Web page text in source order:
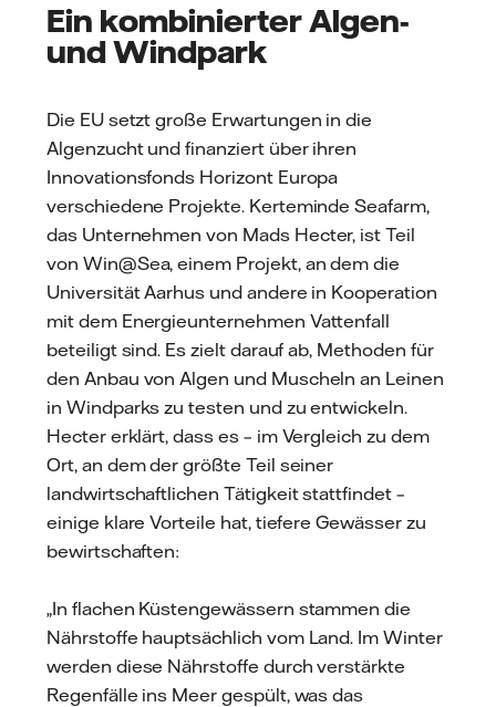
Ein kombinierter Algen-
und Windpark
Die EU setzt große Erwartungen in die
Algenzucht und finanziert über ihren
Innovationsfonds Horizont Europa
verschiedene Projekte. Kerteminde Seafarm,
das Unternehmen von Mads Hecter, ist Teil
von Win@Sea, einem Projekt, an dem die
Universität Aarhus und andere in Kooperation
mit dem Energieunternehmen Vattenfall
beteiligt sind. Es zielt darauf ab, Methoden für
den Anbau von Algen und Muscheln an Leinen
in Windparks zu testen und zu entwickeln.
Hecter erklärt, dass es – im Vergleich zu dem
Ort, an dem der größte Teil seiner
landwirtschaftlichen Tätigkeit stattfindet –
einige klare Vorteile hat, tiefere Gewässer zu
bewirtschaften:
„In flachen Küstengewässern stammen die
Nährstoffe hauptsächlich vom Land. Im Winter
werden diese Nährstoffe durch verstärkte
Regenfälle ins Meer gespült, was das